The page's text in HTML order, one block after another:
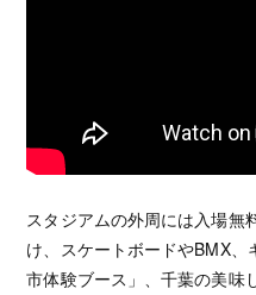
スタジアムの外周には入場無
け、スケートボードやBMX
市体験ブース」、千葉の美味